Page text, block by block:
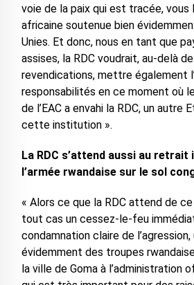
voie de la paix qui est tracée, vous
africaine soutenue bien
Unies. Et donc, nous en tant que
assises, la RDC voudrait, au-delà
revendications, mettre également
responsabilités en ce moment où
de l’EAC a envahi la RDC, un autre
cette institution ».
La RDC s’attend aussi au retrait
l’armée rwandaise sur le sol
« Alors ce que la RDC attend de
tout cas un cessez-le-feu
condamnation claire de
évidemment des troupes
la ville de Goma à l’administration